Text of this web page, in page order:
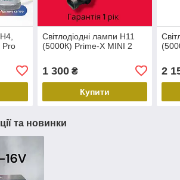
Pro
Світлодіодні лампи H11
(5000К) Prime-X MINI 2
1 300₴
Купити
2
та новинки